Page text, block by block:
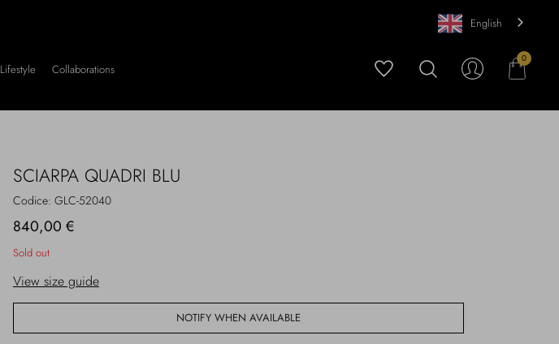
English
Lifestyle Collaborations
0
SCIARPA QUADRI BLU
Codice: GLC-52040
840,00 €
Sold out
View size guide
NOTIFY WHEN AVAILABLE